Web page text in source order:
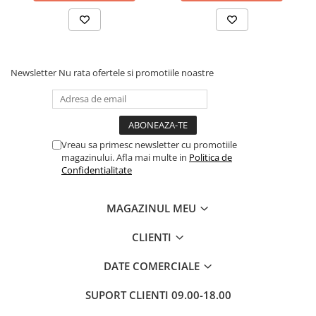
Beletristica
Literatura Romana
Literatura Universala
SF & Fantasy
Carte Prescolara, Joc
Carti de colorat
Newsletter Nu rata ofertele si promotiile noastre
Vreau sa primesc newsletter cu promotiile
magazinului. Afla mai multe in Politica de
Confidentialitate
MAGAZINUL MEU
CLIENTI
DATE COMERCIALE
SUPORT CLIENTI 09.00-18.00